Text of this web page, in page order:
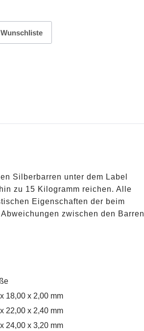
Silberbarren unter dem Label
zu 15 Kilogramm reichen. Alle
Eigenschaften der beim
zwischen den Barren
18,00 x 2,00 mm
22,00 x 2,40 mm
24,00 x 3,20 mm